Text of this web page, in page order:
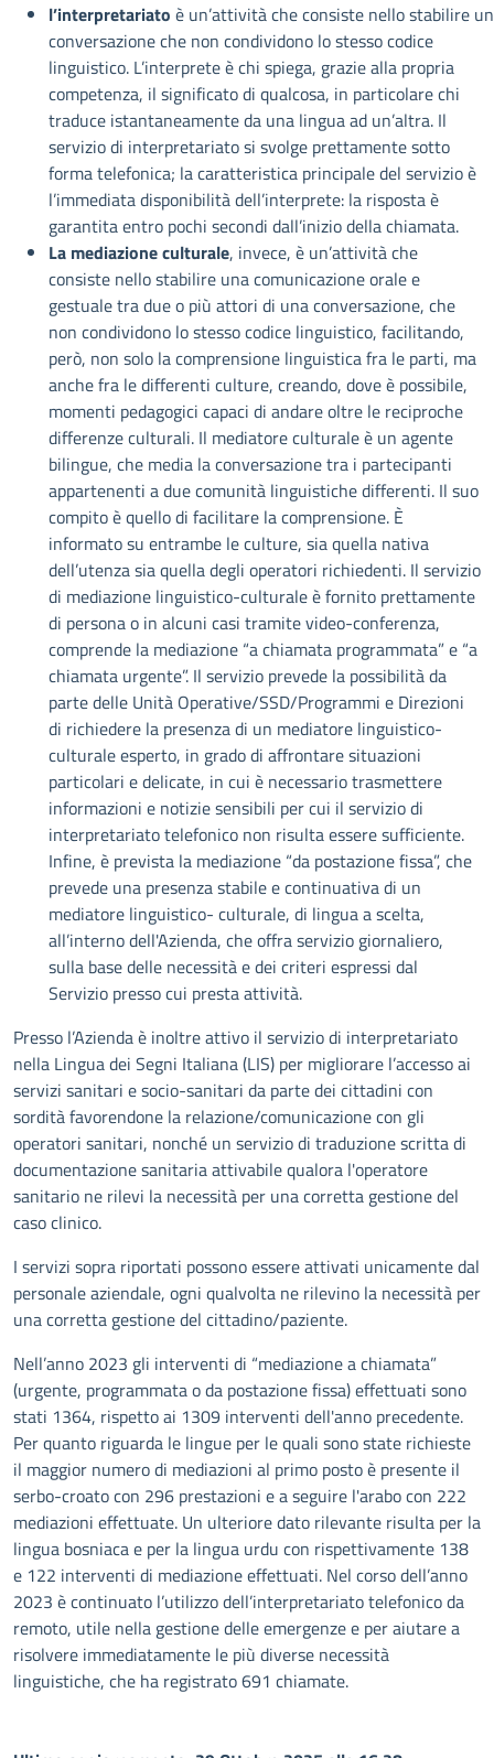
l’interpretariato è un’attività che consiste nello stabilire
conversazione che non condividono lo stesso codice
linguistico. L’interprete è chi spiega, grazie alla propria
competenza, il significato di qualcosa, in particolare chi
traduce istantaneamente da una lingua ad un’altra. Il
servizio di interpretariato si svolge prettamente sotto
forma telefonica; la caratteristica principale del servizio è
l’immediata disponibilità dell’interprete: la risposta è
garantita entro pochi secondi dall’inizio della chiamata.
La mediazione culturale, invece, è un’attività che
consiste nello stabilire una comunicazione orale e
gestuale tra due o più attori di una conversazione, che
non condividono lo stesso codice linguistico, facilitando,
però, non solo la comprensione linguistica fra le parti, ma
anche fra le differenti culture, creando, dove è possibile,
momenti pedagogici capaci di andare oltre le reciproche
differenze culturali. Il mediatore culturale è un agente
bilingue, che media la conversazione tra i partecipanti
appartenenti a due comunità linguistiche differenti. Il suo
compito è quello di facilitare la comprensione. È
informato su entrambe le culture, sia quella nativa
dell’utenza sia quella degli operatori richiedenti. Il servizio
di mediazione linguistico-culturale è fornito prettamente
di persona o in alcuni casi tramite video-conferenza,
comprende la mediazione “a chiamata programmata” e “a
chiamata urgente”. Il servizio prevede la possibilità da
parte delle Unità Operative/SSD/Programmi e Direzioni
di richiedere la presenza di un mediatore linguistico-
culturale esperto, in grado di affrontare situazioni
particolari e delicate, in cui è necessario trasmettere
informazioni e notizie sensibili per cui il servizio di
interpretariato telefonico non risulta essere sufficiente.
Infine, è prevista la mediazione “da postazione fissa”, che
prevede una presenza stabile e continuativa di un
mediatore linguistico- culturale, di lingua a scelta,
all’interno dell'Azienda, che offra servizio giornaliero,
sulla base delle necessità e dei criteri espressi dal
Servizio presso cui presta attività.
Presso l’Azienda è inoltre attivo il servizio di interpretariato
nella Lingua dei Segni Italiana (LIS) per migliorare l’accesso ai
servizi sanitari e socio-sanitari da parte dei cittadini con
sordità favorendone la relazione/comunicazione con gli
operatori sanitari, nonché un servizio di traduzione scritta di
documentazione sanitaria attivabile qualora l'operatore
sanitario ne rilevi la necessità per una corretta gestione del
caso clinico.
I servizi sopra riportati possono essere attivati unicamente dal
personale aziendale, ogni qualvolta ne rilevino la necessità per
una corretta gestione del cittadino/paziente.
Nell’anno 2023 gli interventi di “mediazione a chiamata”
(urgente, programmata o da postazione fissa) effettuati sono
stati 1364, rispetto ai 1309 interventi dell'anno precedente.
Per quanto riguarda le lingue per le quali sono state richieste
il maggior numero di mediazioni al primo posto è presente il
serbo-croato con 296 prestazioni e a seguire l'arabo con 222
mediazioni effettuate. Un ulteriore dato rilevante risulta per la
lingua bosniaca e per la lingua urdu con rispettivamente 138
e 122 interventi di mediazione effettuati. Nel corso dell’anno
2023 è continuato l’utilizzo dell’interpretariato telefonico da
remoto, utile nella gestione delle emergenze e per aiutare a
risolvere immediatamente le più diverse necessità
linguistiche, che ha registrato 691 chiamate.